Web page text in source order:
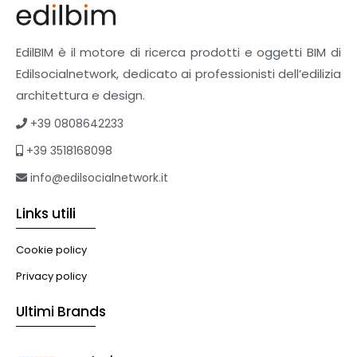
Pavimenti e rivestimenti
Pavimenti industriali
Sistemi giardini pensili
Supporti per esterni
Tetti verdi
eBook
Formazione professionale
Illuminazione
Murature
EdilBIM è il motore di ricerca prodotti e oggetti BIM di
Edilsocialnetwork, dedicato ai professionisti dell’edilizia
architettura e design.
+39 0808642233
+39 3518168098
info@edilsocialnetwork.it
Links utili
Cookie policy
Privacy policy
Ultimi Brands